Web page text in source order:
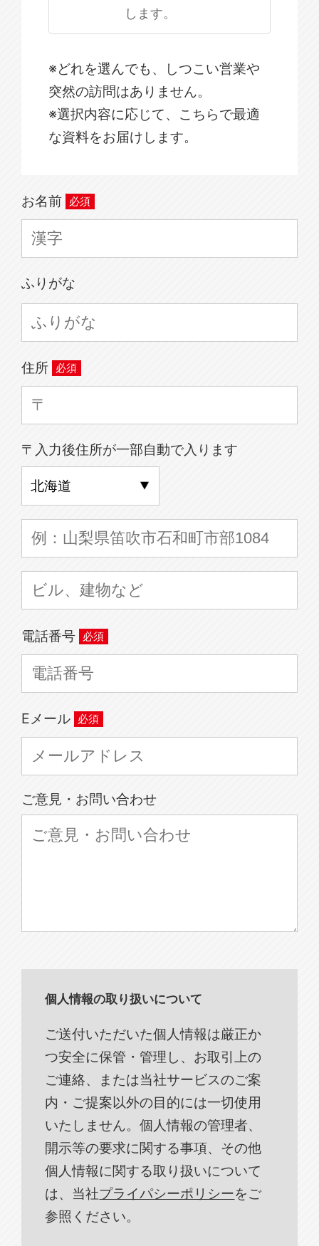
します。
※どれを選んでも、しつこい営業や
突然の訪問はありません。
※選択内容に応じて、こちらで最適
な資料をお届けします。
お名前
ふりがな
住所
〒入力後住所が一部自動で入ります
電話番号
Eメール
ご意見・お問い合わせ
個人情報の取り扱いについて
ご送付いただいた個人情報は厳正か
つ安全に保管・管理し、お取引上の
ご連絡、または当社サービスのご案
内・ご提案以外の目的には一切使用
いたしません。個人情報の管理者、
開示等の要求に関する事項、その他
個人情報に関する取り扱いについて
は、当社プライパシーポリシーをご
参照ください。